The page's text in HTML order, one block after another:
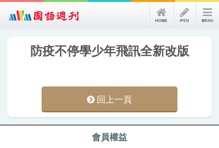
防疫不停學少年飛訊全新改版
回上一頁
會員權益